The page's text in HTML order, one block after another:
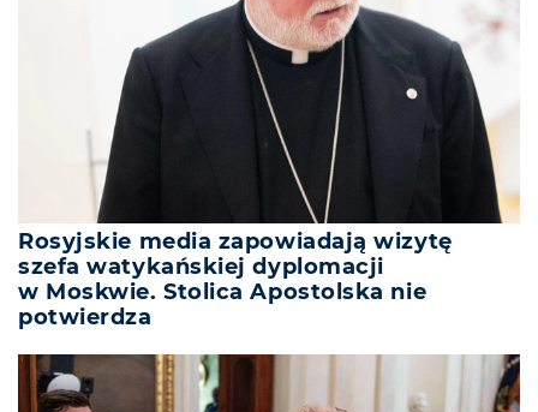
Rosyjskie media zapowiadają wizytę
szefa watykańskiej dyplomacji
w Moskwie. Stolica Apostolska nie
potwierdza